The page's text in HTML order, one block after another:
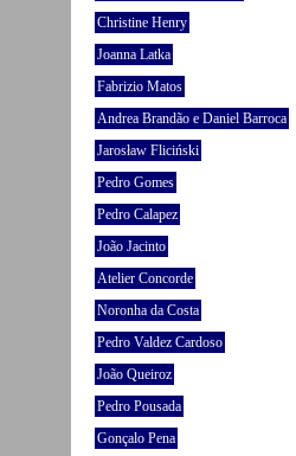
Christine Henry
Joanna Latka
Fabrizio Matos
Andrea Brandão e Daniel Barroca
Jarosław Fliciński
Pedro Gomes
Pedro Calapez
João Jacinto
Atelier Concorde
Noronha da Costa
Pedro Valdez Cardoso
João Queiroz
Pedro Pousada
Gonçalo Pena